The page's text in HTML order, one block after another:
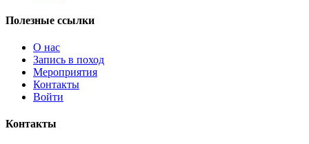
Полезные ссылки
О нас
Запись в поход
Мероприятия
Контакты
Войти
Контакты